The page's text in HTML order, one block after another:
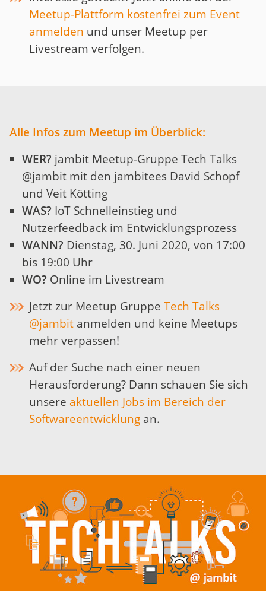
Meetup-Plattform kostenfrei zum Event
anmelden und unser Meetup per
Livestream verfolgen.
Alle Infos zum Meetup im Überblick:
WER? jambit Meetup-Gruppe Tech Talks
@jambit mit den jambitees David Schopf
und Veit Kötting
WAS? IoT Schnelleinstieg und
Nutzerfeedback im Entwicklungsprozess
WANN? Dienstag, 30. Juni 2020, von 17:00
bis 19:00 Uhr
WO? Online im Livestream
Jetzt zur Meetup Gruppe Tech Talks
@jambit anmelden und keine Meetups
mehr verpassen!
Auf der Suche nach einer neuen
Herausforderung? Dann schauen Sie sich
unsere aktuellen Jobs im Bereich der
Softwareentwicklung an.